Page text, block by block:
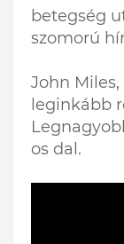
betegség
szomorú
John
leginkább
os dal.